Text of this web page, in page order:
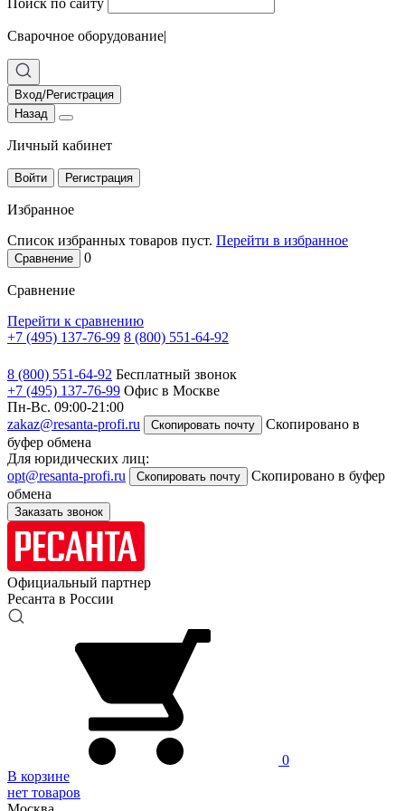
Сварочное оборудование|
Вход/Регистрация
Назад
Личный кабинет
Войти Регистрация
Избранное
Список избранных товаров пуст. Перейти в избранное
Сравнение 0
Сравнение
Перейти к сравнению
+7 (495) 137-76-99 8 (800) 551-64-92
8 (800) 551-64-92 Бесплатный звонок
+7 (495) 137-76-99 Офис в Москве
Пн-Вс. 09:00-21:00
zakaz@resanta-profi.ru
Скопировать почту
Скопировано в
буфер обмена
Для юридических лиц:
opt@resanta-profi.ru
Скопировать почту
Скопировано в буфер
обмена
Заказать звонок
Официальный партнер
Ресанта в России
0
В корзине
нет товаров